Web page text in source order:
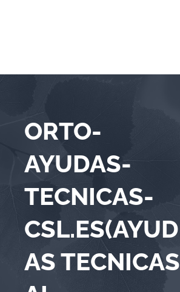
ORTO-
AYUDAS-
TECNICAS-
CSL.ES(AYUD
AS TECNICAS